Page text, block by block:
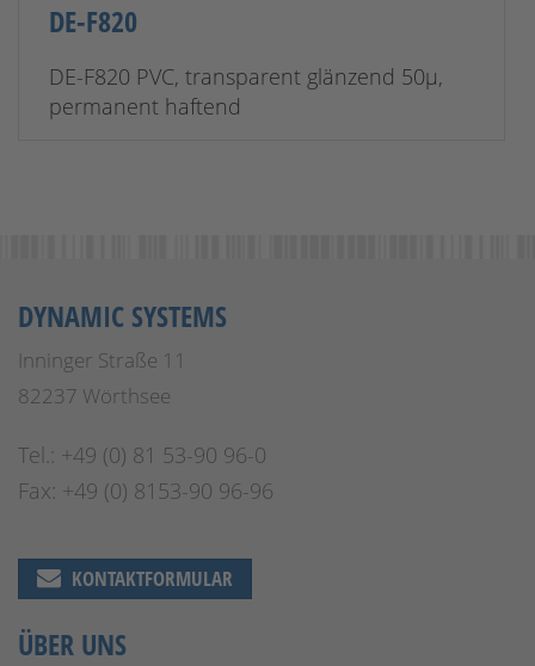
DE-F820
DE-F820 PVC, transparent glänzend 50µ,
permanent haftend
DYNAMIC SYSTEMS
Inninger Straße 11
82237 Wörthsee
Tel.: +49 (0) 81 53-90 96-0
Fax: +49 (0) 8153-90 96-96
KONTAKTFORMULAR
ÜBER UNS